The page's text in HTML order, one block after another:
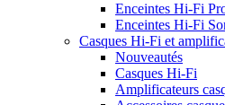
Enceintes Hi-Fi
Enceintes Hi-Fi
Casques Hi-Fi et
Nouveautés
Casques Hi-Fi
Amplificateurs